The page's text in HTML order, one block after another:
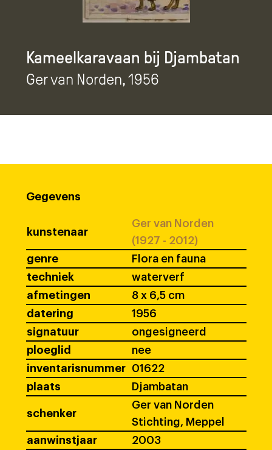
Kameelkaravaan bij Djambatan
Ger van Norden, 1956
Gegevens
kunstenaar
Ger van Norden
(1927 - 2012)
genre
Flora en fauna
techniek
waterverf
afmetingen
8 x 6,5 cm
datering
1956
signatuur
ongesigneerd
ploeglid
nee
inventarisnummer
01622
plaats
Djambatan
schenker
Ger van Norden
Stichting, Meppel
aanwinstjaar
2003